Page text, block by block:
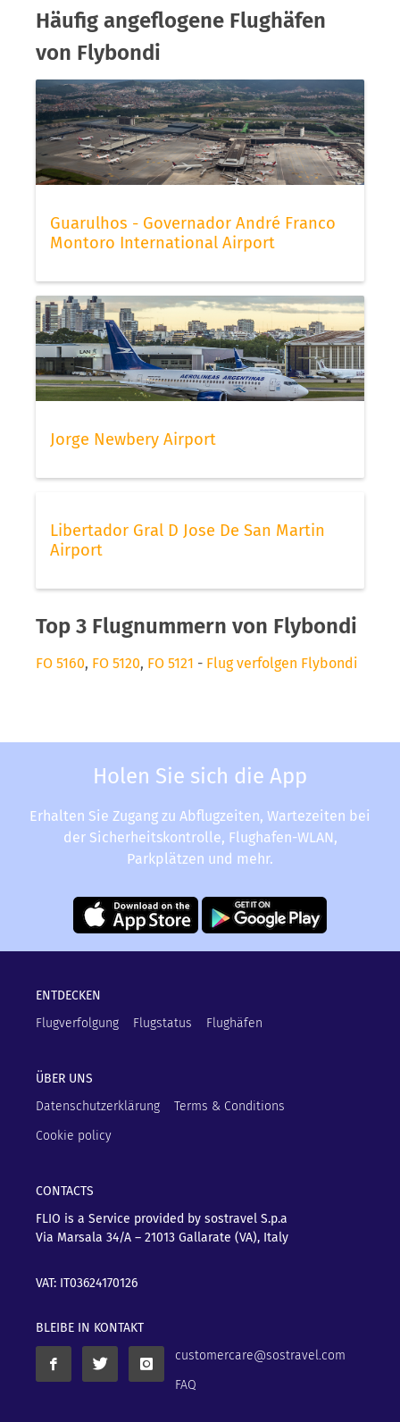
Häufig angeflogene Flughäfen
von Flybondi
Guarulhos - Governador André Franco
Montoro International Airport
Jorge Newbery Airport
Libertador Gral D Jose De San Martin
Airport
Top 3 Flugnummern von Flybondi
FO 5160, FO 5120, FO 5121 - Flug verfolgen Flybondi
Holen Sie sich die App
Erhalten Sie Zugang zu Abflugzeiten, Wartezeiten bei
der Sicherheitskontrolle, Flughafen-WLAN,
Parkplätzen und mehr.
ENTDECKEN
Flugverfolgung
Flugstatus Flughäfen
ÜBER UNS
Datenschutzerklärung
Terms & Conditions
Cookie policy
CONTACTS
FLIO is a Service provided by sostravel S.p.a
Via Marsala 34/A – 21013 Gallarate (VA), Italy
VAT: IT03624170126
BLEIBE IN KONTAKT
customercare@sostravel.com
FAQ